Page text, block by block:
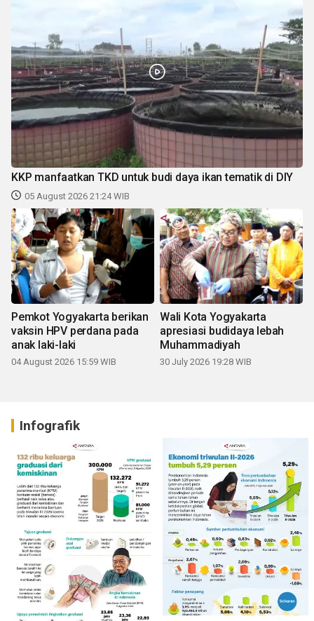
KKP manfaatkan TKD untuk budi daya ikan tematik di DIY
05 August 2026 21:24 WIB
Pemkot Yogyakarta berikan
vaksin HPV perdana pada
anak laki-laki
04 August 2026 15:59 WIB
Wali Kota Yogyakarta
apresiasi budidaya lebah
Muhammadiyah
30 July 2026 19:28 WIB
Infografik